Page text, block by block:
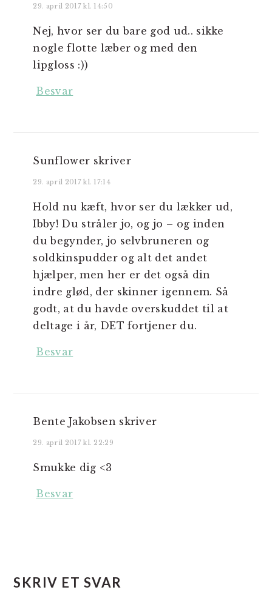
29. april 2017 kl. 14:50
Nej, hvor ser du bare god ud.. sikke
nogle flotte læber og med den
lipgloss :))
Besvar
Sunflower skriver
29. april 2017 kl. 17:14
Hold nu kæft, hvor ser du lækker ud,
Ibby! Du stråler jo, og jo – og inden
du begynder, jo selvbruneren og
soldkinspudder og alt det andet
hjælper, men her er det også din
indre glød, der skinner igennem. Så
godt, at du havde overskuddet til at
deltage i år, DET fortjener du.
Besvar
Bente Jakobsen skriver
29. april 2017 kl. 22:29
Smukke dig <3
Besvar
SKRIV ET SVAR